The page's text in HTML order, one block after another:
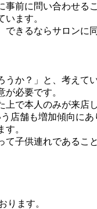
前に問い合わせる
ます。
きるならサロンに
うか？」と、考えて
必要です。
で本人のみが来店し
店舗も増加傾向に
。
子供連れであるこ
ります。